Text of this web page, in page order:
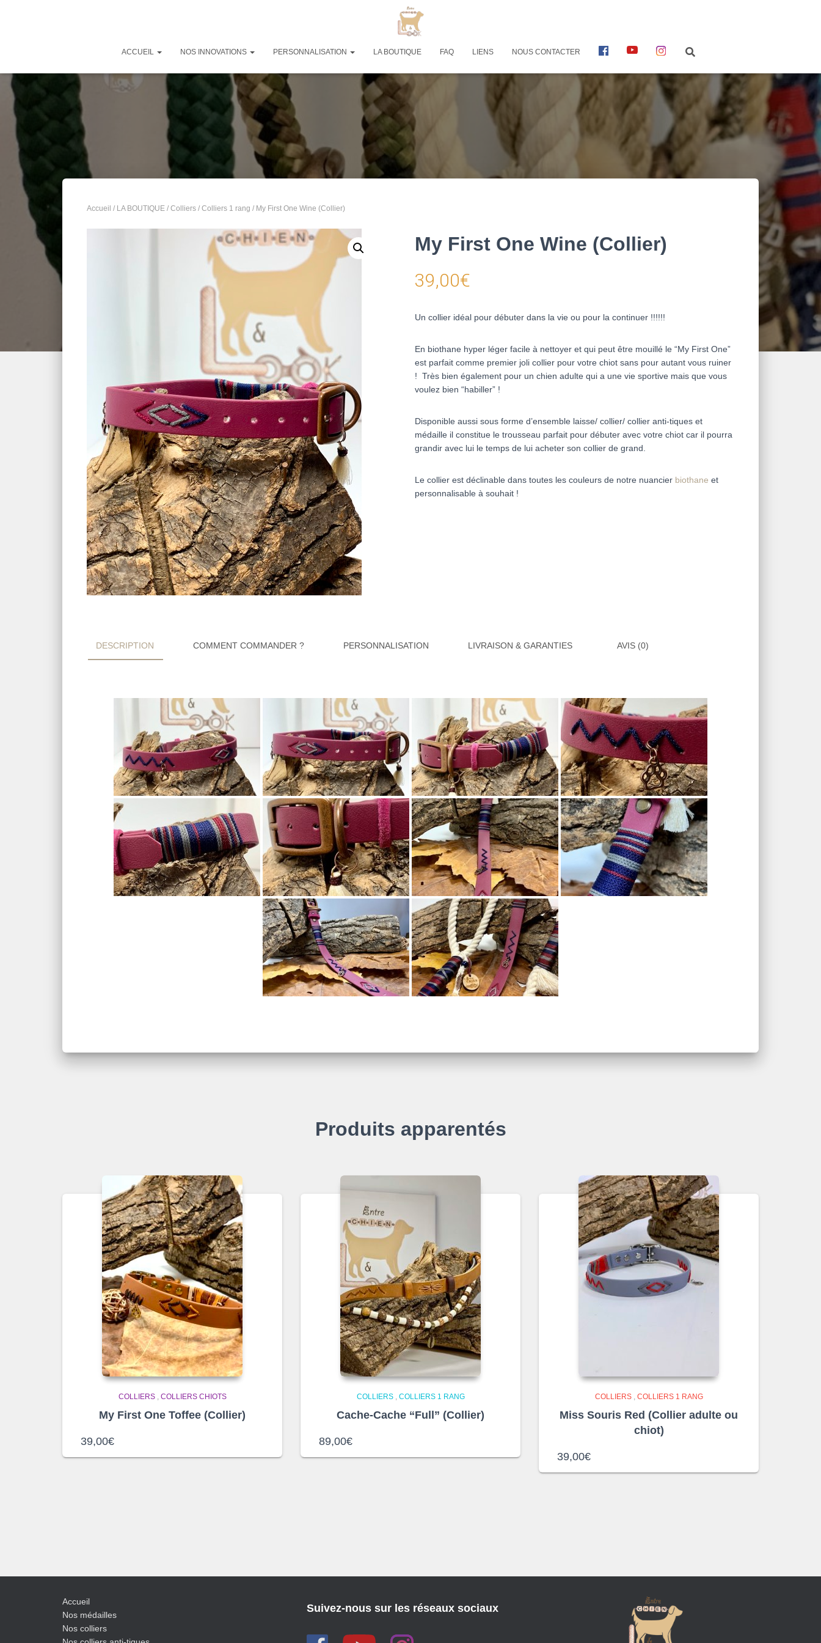
ACCUEIL NOS INNOVATIONS PERSONNALISATION LA BOUTIQUE FAQ LIENS NOUS CONTACTER
C
Y
U
I
S
T
A
G
A
Accueil / LA BOUTIQUE / Colliers / Colliers 1 rang / My First One Wine (Collier)
My First One Wine (Collier)
39,00€
Un collier idéal pour débuter dans la vie ou pour la continuer !!!!!!
En biothane hyper léger facile à nettoyer et qui peut être mouillé le “My First One”
est parfait comme premier joli collier pour votre chiot sans pour autant vous ruiner
! Très bien également pour un chien adulte qui a une vie sportive mais que vous
voulez bien “habiller” !
Disponible aussi sous forme d’ensemble laisse/ collier/ collier anti-tiques et
médaille il constitue le trousseau parfait pour débuter avec votre chiot car il pourra
grandir avec lui le temps de lui acheter son collier de grand.
Le collier est déclinable dans toutes les couleurs de notre nuancier biothane et
personnalisable à souhait !
DESCRIPTION COMMENT COMMANDER ? PERSONNALISATION LIVRAISON & GARANTIES AVIS (0)
Produits apparentés
COLLIERS, COLLIERS CHIOTS
My First One Toffee (Collier)
39,00€
COLLIERS, COLLIERS 1 RANG
Cache-Cache “Full” (Collier)
89,00€
COLLIERS, COLLIERS 1 RANG
Miss Souris Red (Collier adulte ou
chiot)
39,00€
Accueil
Nos médailles
Nos colliers
Suivez-nous sur les réseaux sociaux